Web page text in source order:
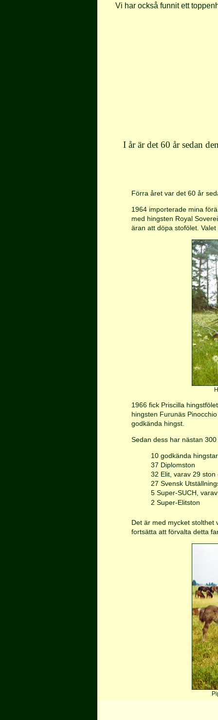
Vi har också funnit ett
I år är det 60 år sedan
Förra året var det 60 år
1964 importerade mina
med hingsten Royal
äran att döpa stofölet.
1966 fick Priscilla
hingsten Furunäs
godkända hingst.
Sedan dess har nästan
10 godkända hingstar
37 Diplomston
32 Elit, varav 29 ston
27 Svensk
5 Super-SUCH,
2 Super-Elitston
Det är med mycket stolthet
fortsätta att förvalta detta